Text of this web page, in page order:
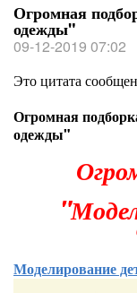
Огромная
одежды"
09-12-2019 07:02
Это цитата
Огромная
одежды"
Моделирование